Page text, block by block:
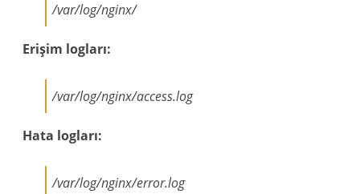
/var/log/nginx/
Erişim logları:
/var/log/nginx/access.log
Hata logları:
/var/log/nginx/error.log